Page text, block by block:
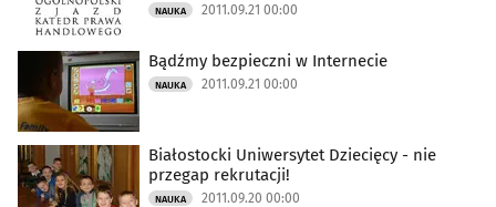
Nauka(4833)
Zdrowie(3301)
Uroda(625)
Rodzina(202)
NAUKA 2011.09.21 00:00
Bądźmy bezpieczni w Internecie
NAUKA 2011.09.21 00:00
Białostocki Uniwersytet Dziecięcy - nie
przegap rekrutacji!
NAUKA 2011.09.20 00:00